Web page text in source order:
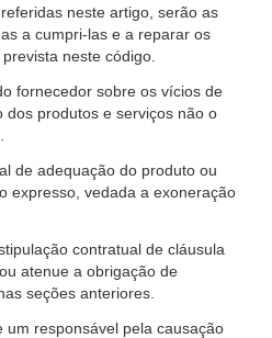
neste artigo, serão as
a cumpri-las e a reparar os
neste código.
fornecedor sobre os vícios de
dos produtos e serviços não o
de adequação do produto ou
expresso, vedada a exoneração
contratual de cláusula
atenue a obrigação de
seções anteriores.
um responsável pela causação